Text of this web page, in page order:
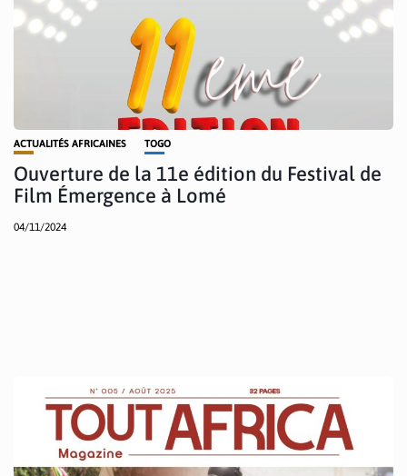
ACTUALITÉS AFRICAINES TOGO
Ouverture de la 11e édition du Festival de
Film Émergence à Lomé
04/11/2024